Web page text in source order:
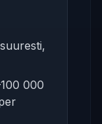
000